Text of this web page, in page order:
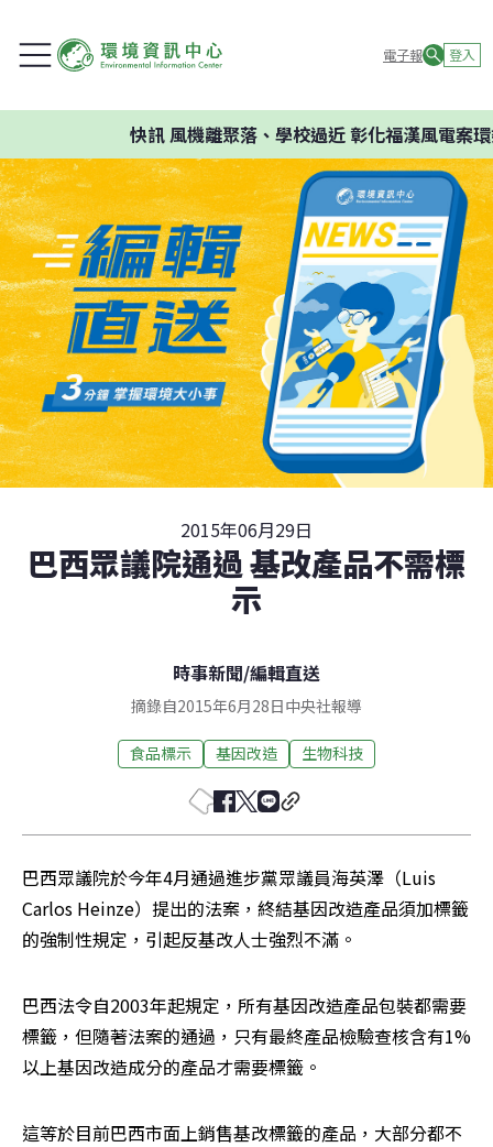
電子報 登入
快訊風機離聚落、學校過近 彰化福漢風電案環
2015年06月29日
巴西眾議院通過 基改產品不需標
示
時事新聞/編輯直送
摘錄自2015年6月28日中央社報導
食品標示 基因改造 生物科技
巴西眾議院於今年4月通過進步黨眾議員海英澤（Luis
Carlos Heinze）提出的法案，終結基因改造產品須加標籤
的強制性規定，引起反基改人士強烈不滿。
巴西法令自2003年起規定，所有基因改造產品包裝都需要
標籤，但隨著法案的通過，只有最終產品檢驗查核含有1%
以上基因改造成分的產品才需要標籤。
這等於目前巴西市面上銷售基改標籤的產品，大部分都不